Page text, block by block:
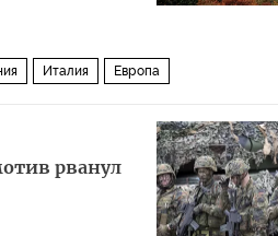
Италия Европа
рванул